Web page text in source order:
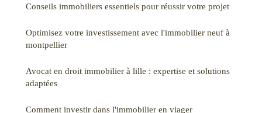
Conseils immobiliers essentiels pour réussir votre projet
Optimisez votre investissement avec l'immobilier neuf à
montpellier
Avocat en droit immobilier à lille : expertise et solutions
adaptées
Comment investir dans l'immobilier en viager